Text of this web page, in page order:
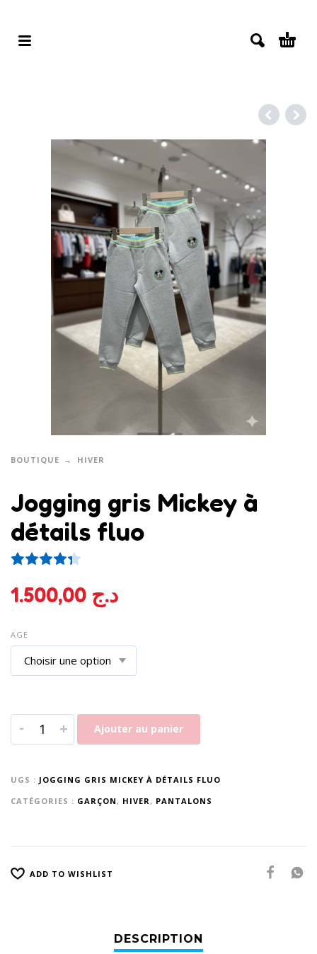
BOUTIQUE HIVER
Jogging gris Mickey à
détails fluo
Noté
3
د.ج
AGE
- + Ajouter au panier
UGS : JOGGING GRIS MICKEY À DÉTAILS FLUO
CATÉGORIES : GARÇON, HIVER, PANTALONS
ADD TO WISHLIST